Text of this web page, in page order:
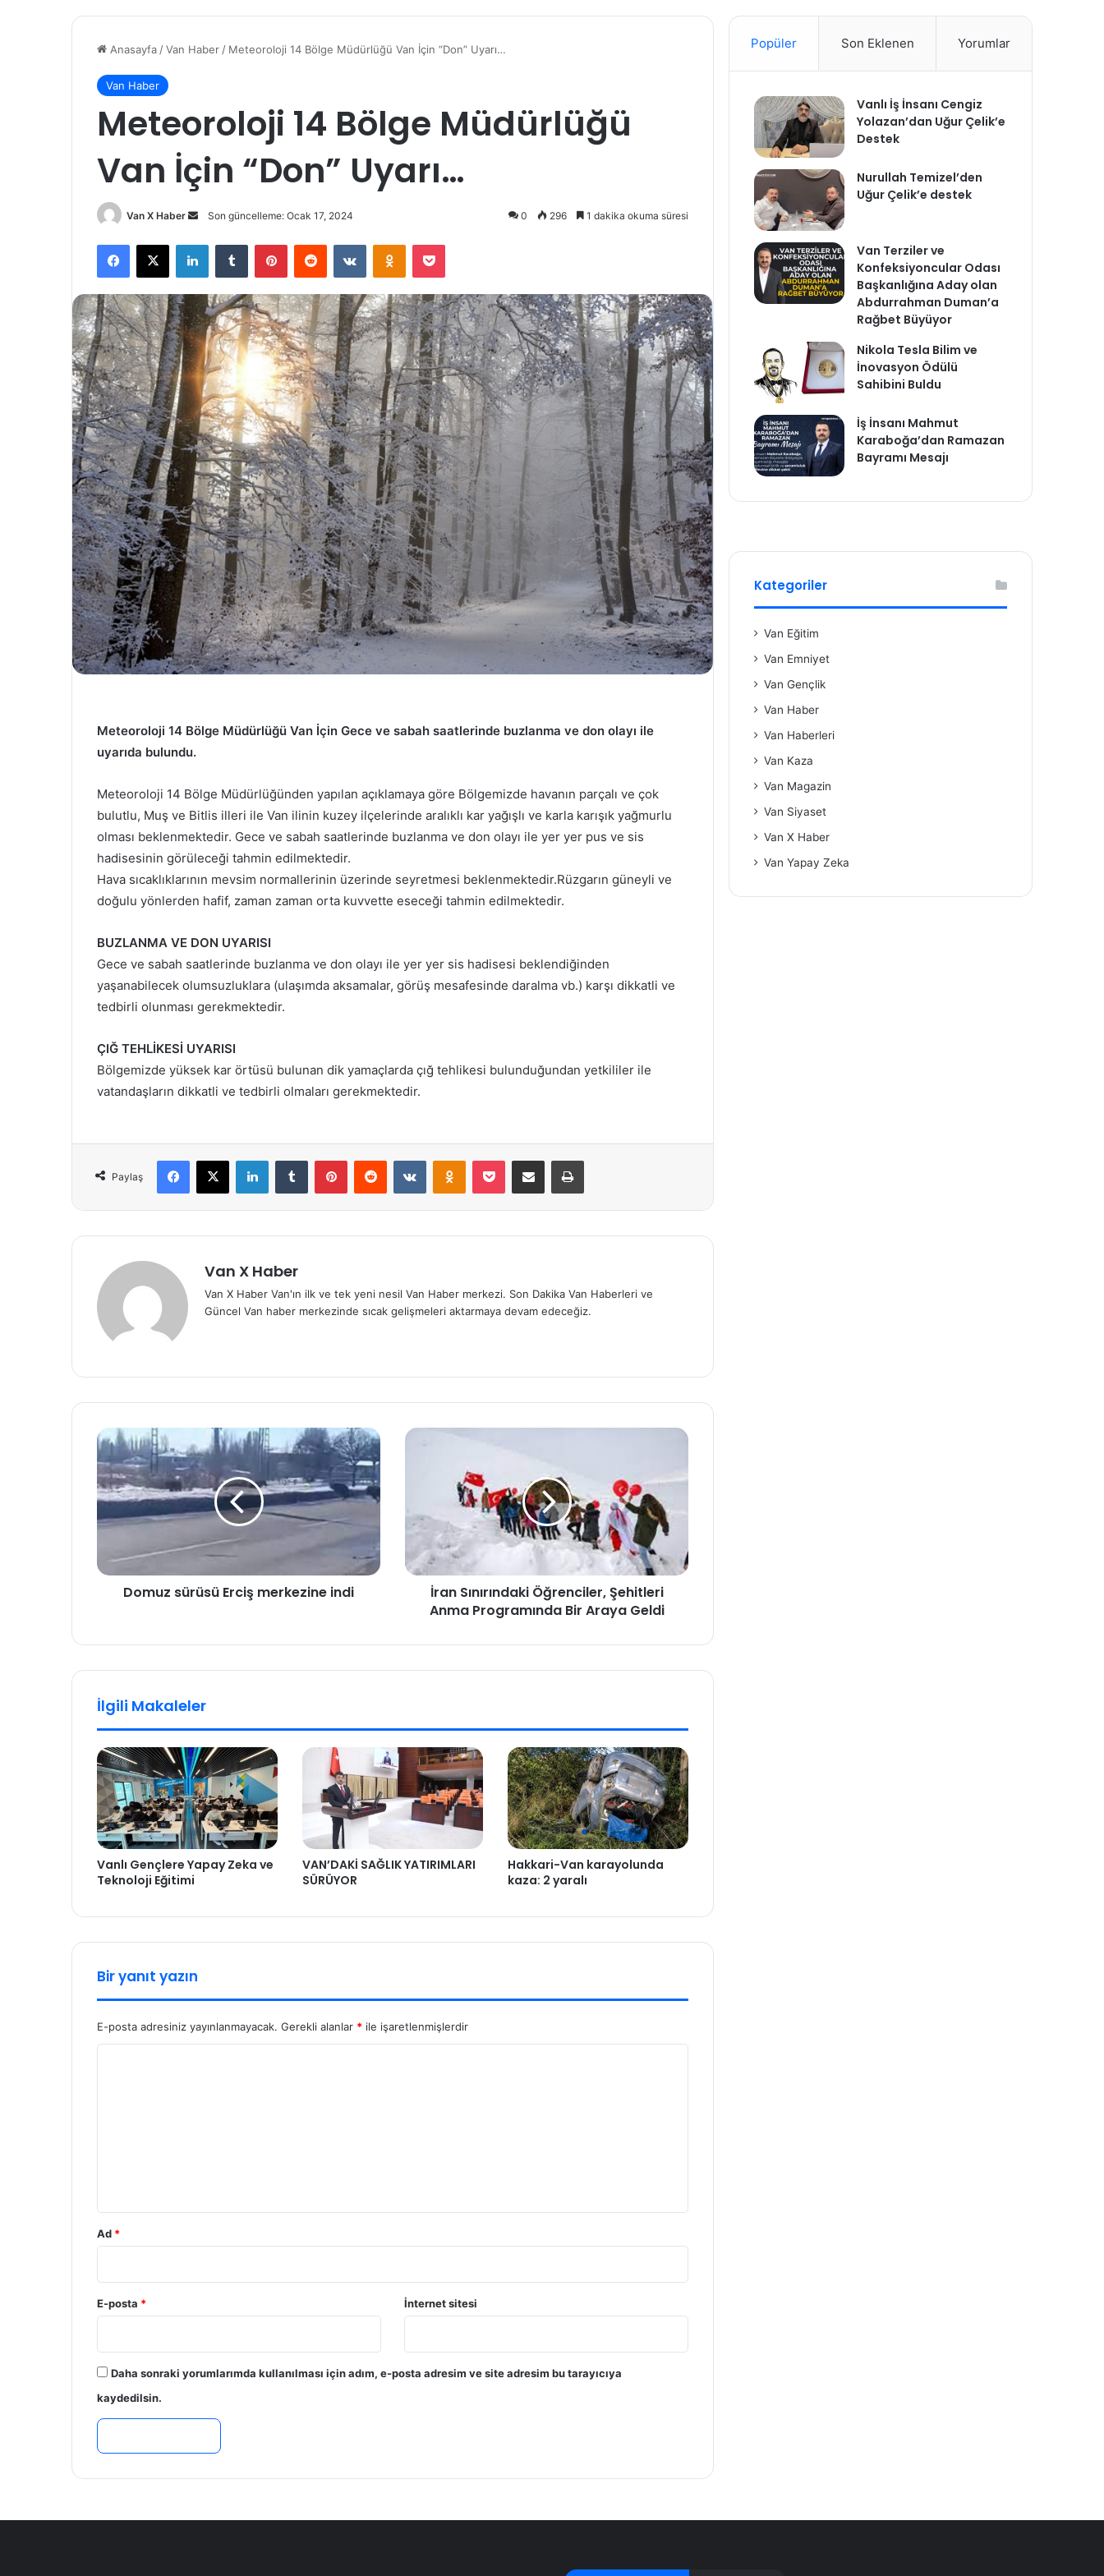
Anasayfa /Van Haber / Meteoroloji 14 Bölge Müdürlüğü Van İçin “Don” Uyarı…
Van Haber
Meteoroloji 14 Bölge Müdürlüğü
Van İçin “Don” Uyarı…
Van X Haber
Bir
göndermek
Son güncelleme: Ocak 17, 2024 0 296 1 dakika okuma süresi
Facebook
X LinkedInTumblr PinterestReddit VKontakteOdnoklassniki
Pocket
Meteoroloji 14 Bölge Müdürlüğü Van İçin Gece ve sabah saatlerinde buzlanma ve don olayı ile
uyarıda bulundu.
Meteoroloji 14 Bölge Müdürlüğünden yapılan açıklamaya göre Bölgemizde havanın parçalı ve çok
bulutlu, Muş ve Bitlis illeri ile Van ilinin kuzey ilçelerinde aralıklı kar yağışlı ve karla karışık yağmurlu
olması beklenmektedir. Gece ve sabah saatlerinde buzlanma ve don olayı ile yer yer pus ve sis
hadisesinin görüleceği tahmin edilmektedir.
Hava sıcaklıklarının mevsim normallerinin üzerinde seyretmesi beklenmektedir.Rüzgarın güneyli ve
doğulu yönlerden hafif, zaman zaman orta kuvvette eseceği tahmin edilmektedir.
BUZLANMA VE DON UYARISI
Gece ve sabah saatlerinde buzlanma ve don olayı ile yer yer sis hadisesi beklendiğinden
yaşanabilecek olumsuzluklara (ulaşımda aksamalar, görüş mesafesinde daralma vb.) karşı dikkatli ve
tedbirli olunması gerekmektedir.
ÇIĞ TEHLİKESİ UYARISI
Bölgemizde yüksek kar örtüsü bulunan dik yamaçlarda çığ tehlikesi bulunduğundan yetkililer ile
vatandaşların dikkatli ve tedbirli olmaları gerekmektedir.
Paylaş
Facebook
X LinkedInTumblr PinterestReddit VKontakteOdnoklassniki
Pocket E-Posta ile paylaş Yazdır
Van X Haber
Van X Haber Van'ın ilk ve tek yeni nesil Van Haber merkezi. Son Dakika Van Haberleri ve
Güncel Van haber merkezinde sıcak gelişmeleri aktarmaya devam edeceğiz.
Domuz sürüsü Erciş merkezine indi
İran Sınırındaki Öğrenciler, Şehitleri
Anma Programında Bir Araya Geldi
İlgili Makaleler
Vanlı Gençlere Yapay Zeka ve
Teknoloji Eğitimi
VAN’DAKİ SAĞLIK YATIRIMLARI
SÜRÜYOR
Hakkari-Van karayolunda
kaza: 2 yaralı
Bir yanıt yazın
E-posta adresiniz yayınlanmayacak. Gerekli alanlar * ile işaretlenmişlerdir
Ad *
E-posta * İnternet sitesi
Daha sonraki yorumlarımda kullanılması için adım, e-posta adresim ve site adresim bu tarayıcıya
kaydedilsin.
Popüler Son Eklenen Yorumlar
Vanlı İş İnsanı Cengiz
Yolazan’dan Uğur Çelik’e
Destek
Nurullah Temizel’den
Uğur Çelik’e destek
Van Terziler ve
Konfeksiyoncular Odası
Başkanlığına Aday olan
Abdurrahman Duman’a
Rağbet Büyüyor
Nikola Tesla Bilim ve
İnovasyon Ödülü
Sahibini Buldu
İş İnsanı Mahmut
Karaboğa’dan Ramazan
Bayramı Mesajı
Kategoriler
Van Eğitim
Van Emniyet
Van Gençlik
Van Haber
Van Haberleri
Van Kaza
Van Magazin
Van Siyaset
Van X Haber
Van Yapay Zeka